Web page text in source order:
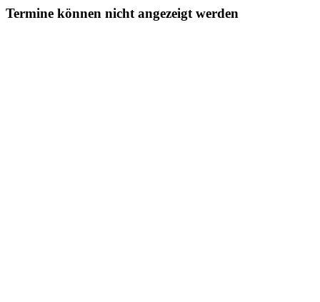
Termine können nicht angezeigt werden